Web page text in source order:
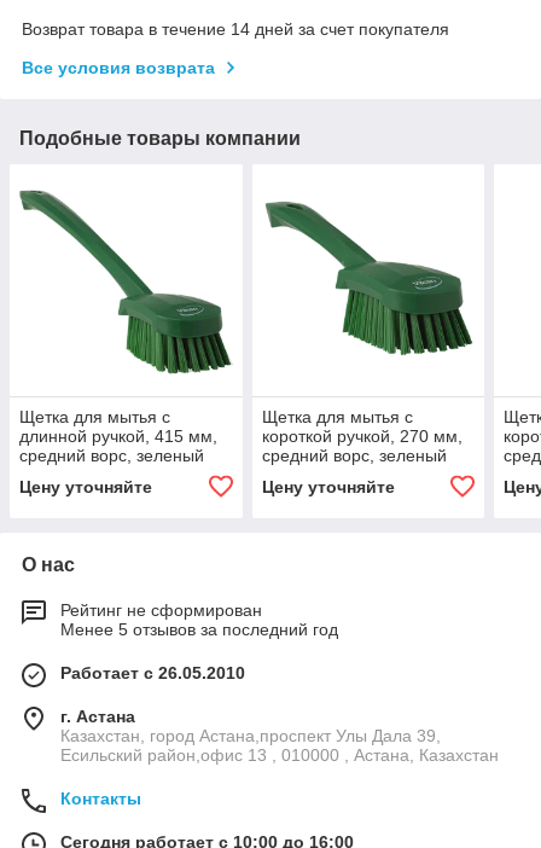
Возврат товара в течение 14 дней за счет покупателя
Все условия возврата
Подобные товары компании
Щетка для мытья с
длинной ручкой, 415 мм,
средний ворс, зеленый
Цену уточняйте
Щетка для мытья с
короткой ручкой, 270 мм,
средний ворс, зеленый
Цену уточняйте
О нас
Рейтинг не сформирован
Менее 5 отзывов за последний год
Работает с 26.05.2010
г. Астана
Казахстан, город Астана,проспект Улы Дала 39,
Есильский район,офис 13 , 010000 , Астана, Казахстан
Контакты
Сегодня работает с 10:00 до 16:00